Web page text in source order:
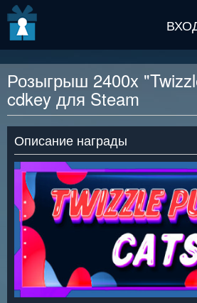
Розыгрыш 2400x
cdkey для Steam
Описание награды